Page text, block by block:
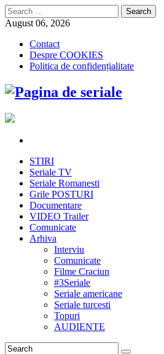
Search
for:
August 06, 2026
Contact
Despre COOKIES
Politica de confidențialitate
STIRI
Seriale TV
Seriale Romanesti
Grile POSTURI
Documentare
VIDEO Trailer
Comunicate
Arhiva
Interviu
Comunicate
Filme Craciun
#3Seriale
Seriale americane
Seriale turcesti
Topuri
AUDIENTE